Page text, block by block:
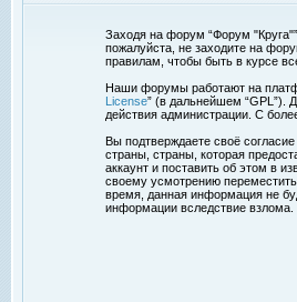
Заходя на форум “Форум
пожалуйста, не заходите на
правилам, чтобы быть в курсе
Наши форумы работают на
License” (в дальнейшем “GPL”).
действия администрации. С
Вы подтверждаете своё
страны, страны, которая
аккаунт и поставить об этом в
своему усмотрению
время, данная информация не
информации вследствие взлома.